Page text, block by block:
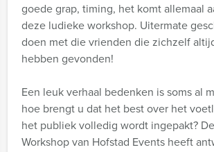
goede grap, timing, het komt allemaal
deze ludieke workshop. Uitermate
doen met die vrienden die zichzelf
hebben gevonden!
Een leuk verhaal bedenken is soms al
hoe brengt u dat het best over het
het publiek volledig wordt ingepakt?
Workshop van Hofstad Events heeft